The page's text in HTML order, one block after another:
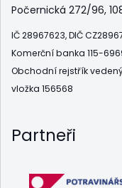
Počernická 272/96,
IČ 28967623, DIČ
Komerční banka 115-
Obchodní rejstřík
vložka 156568
Partneři